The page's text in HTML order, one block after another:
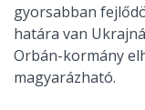
gyorsabban
határa van
Orbán-kormány
magyarázható.